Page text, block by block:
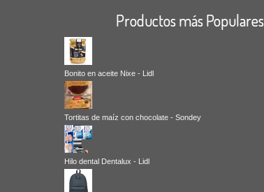
Productos más Populares
Bonito en aceite Nixe - Lidl
Tortitas de maíz con chocolate - Sondey
Hilo dental Dentalux - Lidl